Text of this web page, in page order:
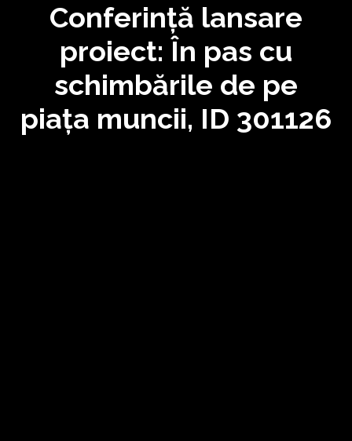
Conferință lansare
proiect: În pas cu
schimbările de pe
piața muncii, ID 301126